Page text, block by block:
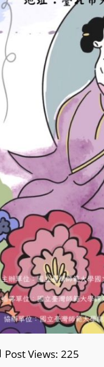
Post Views: 225